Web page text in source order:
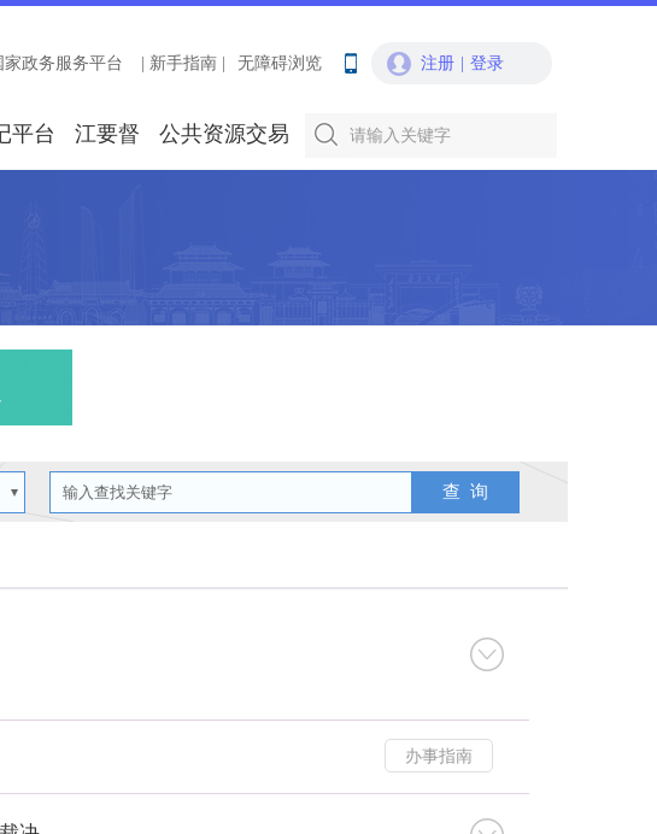
家政务服务平台 | 新手指南 | 无障碍浏览 注册 登录
平台 江要督 公共资源交易
办事指南